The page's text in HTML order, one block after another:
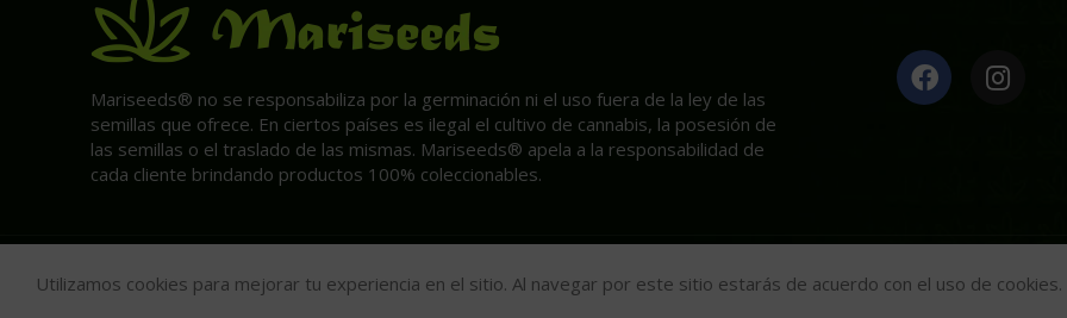
Mariseeds® no se responsabiliza por la germinación ni el uso fuera de la ley de las
semillas que ofrece. En ciertos países es ilegal el cultivo de cannabis, la posesión de
las semillas o el traslado de las mismas. Mariseeds® apela a la responsabilidad de
cada cliente brindando productos 100% coleccionables.
Utilizamos cookies para mejorar tu experiencia en el sitio. Al navegar por este sitio estarás de acuerdo con el uso de cookies.